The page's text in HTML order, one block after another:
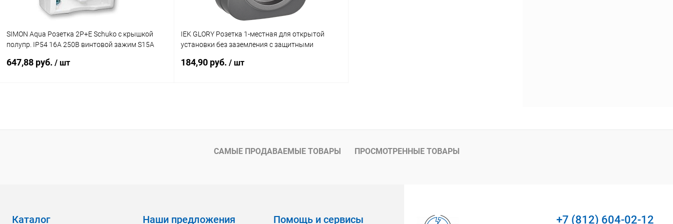
SIMON Aqua Розетка 2Р+Е Schuko с крышкой
полупр. IP54 16А 250В винтовой зажим S15A
647,88 руб. / шт
Купить в 1 клик К сравнению
IEK GLORY Розетка 1-местная для открытой
установки без заземления с защитными
(ERH13-K46M-10)
184,90 руб. / шт
Купить в 1 клик К сравнению
В избранное В наличии
САМЫЕ ПРОДАВАЕМЫЕ ТОВАРЫ ПРОСМОТРЕННЫЕ ТОВАРЫ
Каталог Наши предложения Помощь и сервисы +7 (812) 604-02-12